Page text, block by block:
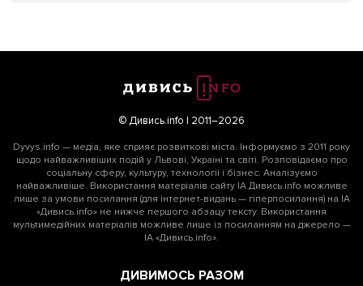
© Дивись.info | 2011–2026
Dyvys.info — медіа, яке сприяє розвиткові міста. Інформуємо з 2011 року
щодо найважливіших подій у Львові, Україні та світі. Розповідаємо про
соціальну сферу, культуру, технології і бізнес. Аналізуємо
найважливіше. Використання матеріалів сайту ІА Дивись.info можливе
лише за умови посилання (для інтернет-видань — гіперпосилання) на ІА
«Дивись.info» не нижче першого абзацу тексту. Використання
мультимедійних матеріалів можливе лише із посиланням на джерело —
ІА «Дивись.info».
ДИВИМОСЬ РАЗОМ